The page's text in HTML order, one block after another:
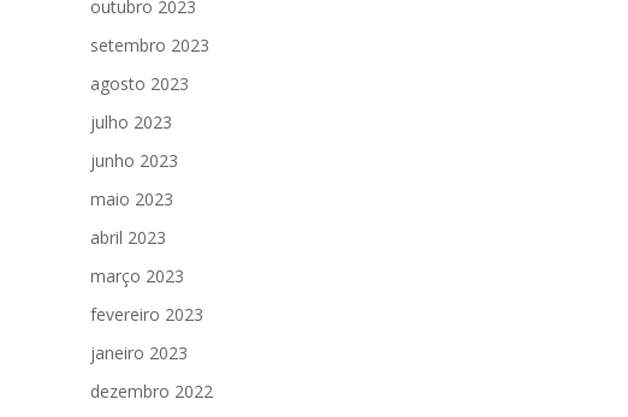
outubro 2023
setembro 2023
agosto 2023
julho 2023
junho 2023
maio 2023
abril 2023
março 2023
fevereiro 2023
janeiro 2023
dezembro 2022